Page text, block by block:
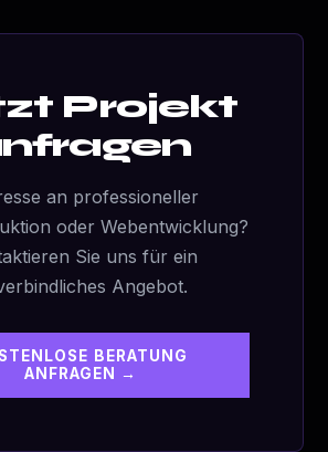
Projekt
an professioneller
oder Webentwicklung?
Sie uns für ein
Angebot.
BERATUNG
ANFRAGEN →